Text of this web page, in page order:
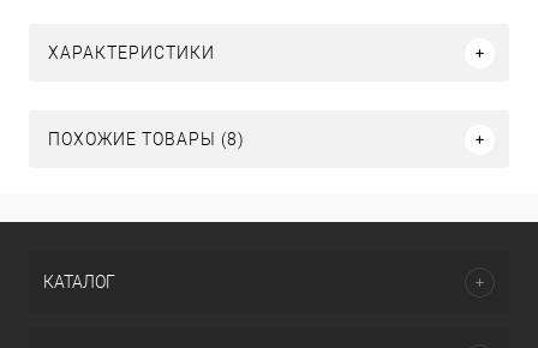
ХАРАКТЕРИСТИКИ
ПОХОЖИЕ ТОВАРЫ (8)
КАТАЛОГ